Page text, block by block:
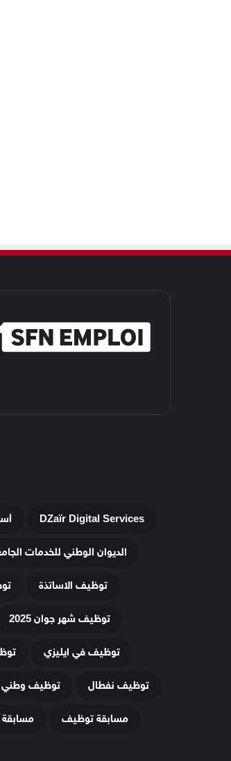
DZaïr Digital Services
الديوان الوطني للخدمات
توظيف الاساتذة
توظيف شهر جوان 2025
توظيف في ايليزي
توظيف نفطال توظيف وطني
مسابقة توظيف مسابقة